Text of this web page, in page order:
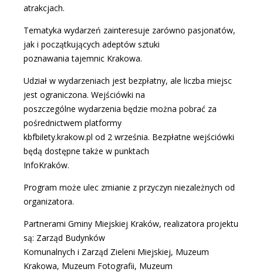
atrakcjach.
Tematyka wydarzeń zainteresuje zarówno pasjonatów,
jak i początkujących adeptów sztuki
poznawania tajemnic Krakowa.
Udział w wydarzeniach jest bezpłatny, ale liczba miejsc
jest ograniczona. Wejściówki na
poszczególne wydarzenia będzie można pobrać za
pośrednictwem platformy
kbfbilety.krakow.pl od 2 września. Bezpłatne wejściówki
będą dostępne także w punktach
InfoKraków.
Program może ulec zmianie z przyczyn niezależnych od
organizatora.
Partnerami Gminy Miejskiej Kraków, realizatora projektu
są: Zarząd Budynków
Komunalnych i Zarząd Zieleni Miejskiej, Muzeum
Krakowa, Muzeum Fotografii, Muzeum